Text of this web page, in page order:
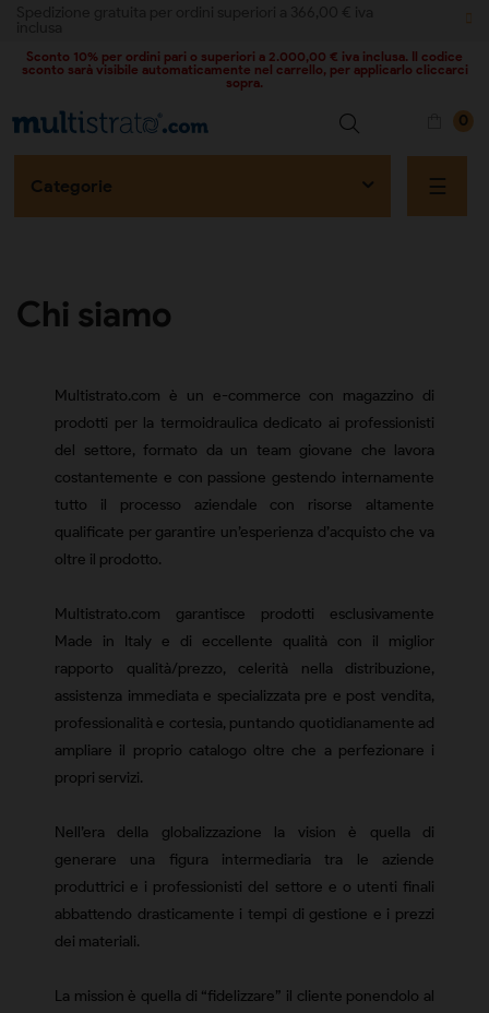
Sconto 10% per ordini pari o superiori a 2.000,00 € iva inclusa. Il codice
sconto sarà visibile automaticamente nel carrello, per applicarlo cliccarci
sopra.
0
Categorie ☰
Chi siamo
Multistrato.com è un e-commerce con magazzino di
prodotti per la termoidraulica dedicato ai professionisti
del settore, formato da un team giovane che lavora
costantemente e con passione gestendo internamente
tutto il processo aziendale con risorse altamente
qualificate per garantire un’esperienza d’acquisto che va
oltre il prodotto.
Multistrato.com garantisce prodotti esclusivamente
Made in Italy e di eccellente qualità con il miglior
rapporto qualità/prezzo, celerità nella distribuzione,
assistenza immediata e specializzata pre e post vendita,
professionalità e cortesia, puntando quotidianamente ad
ampliare il proprio catalogo oltre che a perfezionare i
propri servizi.
Nell’era della globalizzazione la vision è quella di
generare una figura intermediaria tra le aziende
produttrici e i professionisti del settore e o utenti finali
abbattendo drasticamente i tempi di gestione e i prezzi
dei materiali.
La mission è quella di “fidelizzare” il cliente ponendolo al